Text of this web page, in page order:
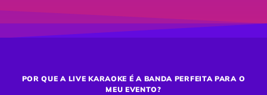
POR QUE A LIVE KARAOKE É A BANDA PERFEITA PARA O
MEU EVENTO?